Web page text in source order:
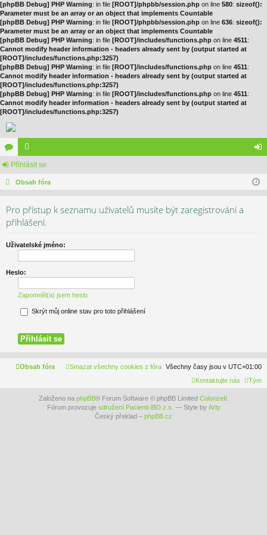
[phpBB Debug] PHP Warning: in file [ROOT]/phpbb/session.php on line 580: sizeof():
Parameter must be an array or an object that implements Countable
[phpBB Debug] PHP Warning: in file [ROOT]/phpbb/session.php on line 636: sizeof():
Parameter must be an array or an object that implements Countable
[phpBB Debug] PHP Warning: in file [ROOT]/includes/functions.php on line 4511:
Cannot modify header information - headers already sent by (output started at
[ROOT]/includes/functions.php:3257)
[phpBB Debug] PHP Warning: in file [ROOT]/includes/functions.php on line 4511:
Cannot modify header information - headers already sent by (output started at
[ROOT]/includes/functions.php:3257)
[phpBB Debug] PHP Warning: in file [ROOT]/includes/functions.php on line 4511:
Cannot modify header information - headers already sent by (output started at
[ROOT]/includes/functions.php:3257)
ór
a
le
no lá
Přihlásit se
Obsah fóra
Pro přístup k seznamu uživatelů musíte být zaregistrováni a
přihlášeni.
Uživatelské jméno:
Heslo:
Zapomněl(a) jsem heslo
Skrýt můj online stav pro toto přihlášení
Obsah fóra Všechny časy jsou v UTC+01:00
Smazat všechny cookies z fóra
Tým
Kontaktujte nás
Založeno na phpBB® Forum Software © phpBB Limited ColorizeIt.
Fórum provozuje sdružení Pacienti IBD z.s. — Style by Arty
Český překlad – phpBB.cz